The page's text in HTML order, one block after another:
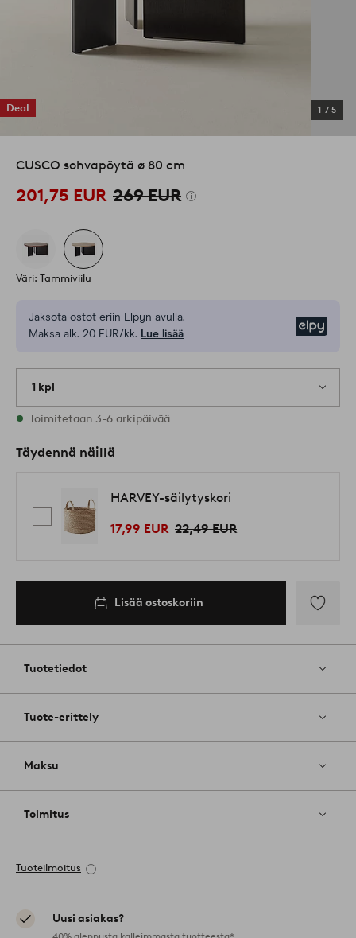
Deal 1 / 5
CUSCO sohvapöytä ø 80 cm
201,75 EUR 269 EUR
Väri: Tammiviilu
Jaksota ostot eriin Elpyn avulla.
Maksa alk. 20 EUR/kk. Lue lisää
1 kpl
Varastossa
Toimitetaan 3-6 arkipäivää
Täydennä näillä
HARVEY-säilytyskori
17,99 EUR 22,49 EUR
Lisää ostoskoriin
Tuotetiedot
Tuote-erittely
Maksu
Toimitus
Tuoteilmoitus
Uusi asiakas?